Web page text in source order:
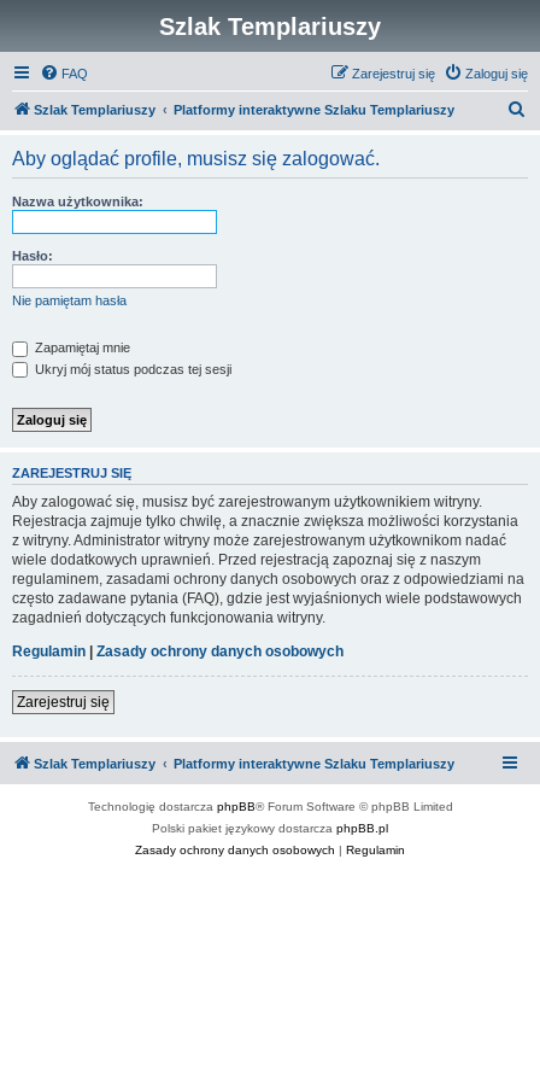
Szlak Templariuszy
FAQ Zaloguj się
Zarejestruj się
Szlak Templariuszy Platformy interaktywne Szlaku Templariuszy
Aby oglądać profile, musisz się zalogować.
Nazwa użytkownika:
Hasło:
Nie pamiętam hasła
Zapamiętaj mnie
Ukryj mój status podczas tej sesji
ZAREJESTRUJ SIĘ
Aby zalogować się, musisz być zarejestrowanym użytkownikiem witryny.
Rejestracja zajmuje tylko chwilę, a znacznie zwiększa możliwości korzystania
z witryny. Administrator witryny może zarejestrowanym użytkownikom nadać
wiele dodatkowych uprawnień. Przed rejestracją zapoznaj się z naszym
regulaminem, zasadami ochrony danych osobowych oraz z odpowiedziami na
często zadawane pytania (FAQ), gdzie jest wyjaśnionych wiele podstawowych
zagadnień dotyczących funkcjonowania witryny.
Regulamin | Zasady ochrony danych osobowych
Zarejestruj się
Szlak Templariuszy Platformy interaktywne Szlaku Templariuszy
Technologię dostarcza phpBB® Forum Software © phpBB Limited
Polski pakiet językowy dostarcza phpBB.pl
Zasady ochrony danych osobowych | Regulamin